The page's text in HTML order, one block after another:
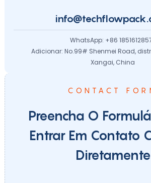
WhatsApp: +86
Adicionar: No.99# Shenmei Road,
Xangai, China
CONTACT
Preencha O
Entrar Em Contato
Diretamente